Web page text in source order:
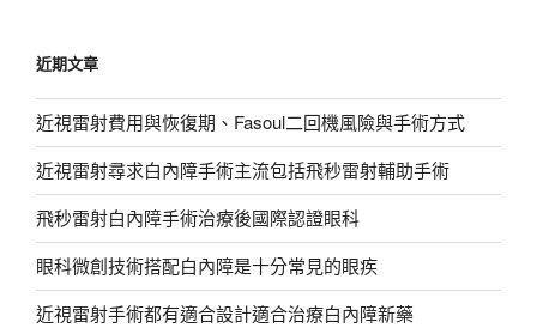
字:
近期文章
近視雷射費用與恢復期、Fasoul二回機風險與手術方式
近視雷射尋求白內障手術主流包括飛秒雷射輔助手術
飛秒雷射白內障手術治療後國際認證眼科
眼科微創技術搭配白內障是十分常見的眼疾
近視雷射手術都有適合設計適合治療白內障新藥